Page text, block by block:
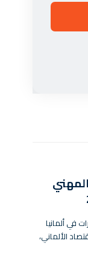
في ألمانيا
الألماني،